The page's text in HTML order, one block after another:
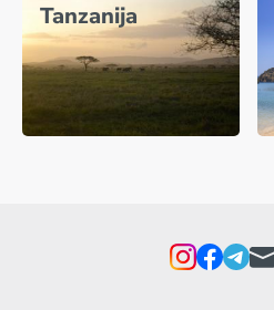
Tanzanija